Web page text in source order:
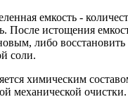
емкость -
После истощения
либо восстановить
соли.
химическим
механической очистки.